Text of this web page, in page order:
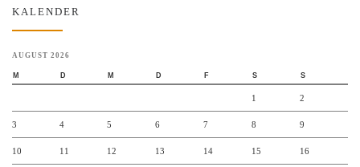
KALENDER
AUGUST 2026
M D M D F S S
1 2
3 4 5 6 7 8 9
10 11 12 13 14 15 16